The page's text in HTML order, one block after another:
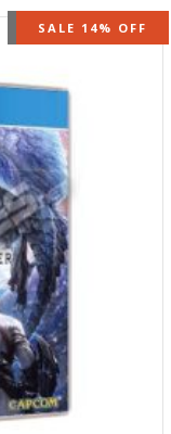
OUT OF STOCK
SALE 14% OFF